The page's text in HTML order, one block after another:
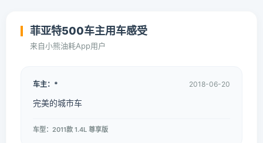
菲亚特500车主用车感受
来自小熊油耗App用户
车主：* 2018-06-20
完美的城市车
车型：2011款 1.4L 尊享版